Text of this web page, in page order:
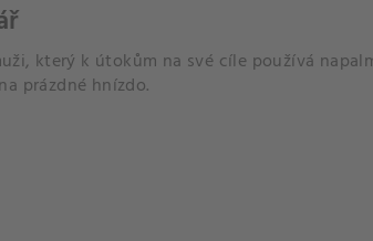
který k útokům na své cíle používá
prázdné hnízdo.